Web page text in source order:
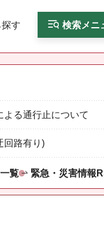
す 検索メニ
る通行止について
回路有り)
覧 緊急・災害情報